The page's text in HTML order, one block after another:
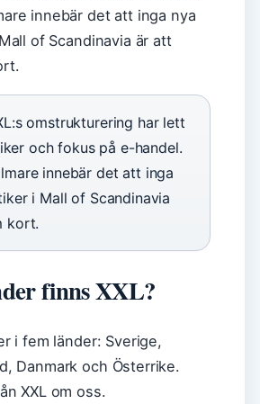
innebär det att inga nya
of Scandinavia är att
omstrukturering har lett
och fokus på e-handel.
innebär det att inga
i Mall of Scandinavia
kort.
finns XXL?
i fem länder: Sverige,
Danmark och Österrike.
XXL om oss.